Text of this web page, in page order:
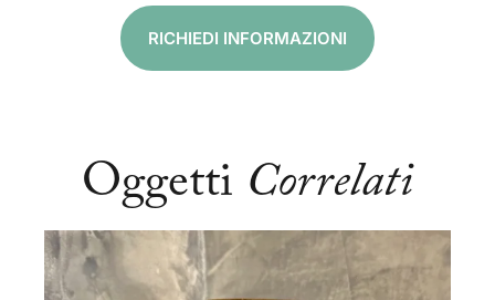
RICHIEDI INFORMAZIONI
Oggetti Correlati